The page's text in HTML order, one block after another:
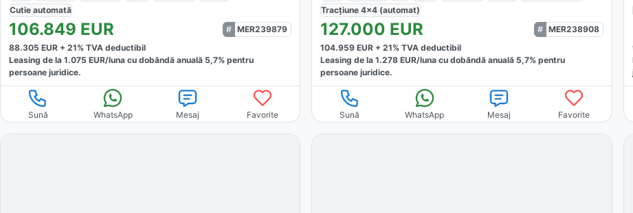
Cutie automată
106.849 EUR
MER239879
88.305 EUR + 21% TVA deductibil
Leasing de la 1.075 EUR/luna cu dobăndă anuală 5,7% pentru
persoane juridice.
Sună WhatsApp Mesaj Favorite
Tracțiune4x4 (automat)
127.000 EUR
MER238908
104.959 EUR +21% TVA deductibil
Leasing de la1.278 EUR/luna cu dobăndă anuală 5,7% pentru
persoane juridice.
Sună WhatsApp Mesaj Favorite